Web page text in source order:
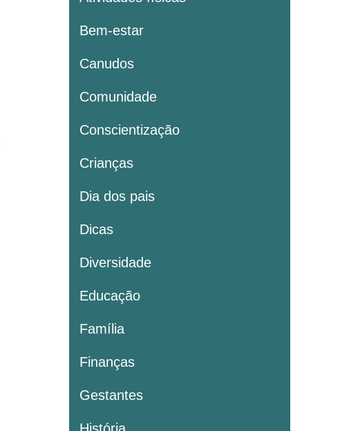
Bem-estar
Canudos
Comunidade
Conscientização
Crianças
Dia dos pais
Dicas
Diversidade
Educação
Família
Finanças
Gestantes